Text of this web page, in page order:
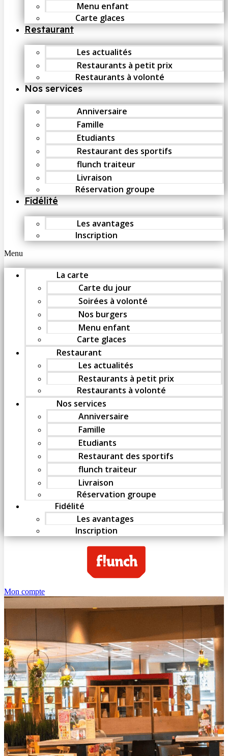
Menu enfant
Carte glaces
Restaurant
Les actualités
Restaurants à petit prix
Restaurants à volonté
Nos services
Anniversaire
Famille
Etudiants
Restaurant des sportifs
flunch traiteur
Livraison
Réservation groupe
Fidélité
Les avantages
Inscription
Menu
La carte
Carte du jour
Soirées à volonté
Nos burgers
Menu enfant
Carte glaces
Restaurant
Les actualités
Restaurants à petit prix
Restaurants à volonté
Nos services
Anniversaire
Famille
Etudiants
Restaurant des sportifs
flunch traiteur
Livraison
Réservation groupe
Fidélité
Les avantages
Inscription
Mon compte